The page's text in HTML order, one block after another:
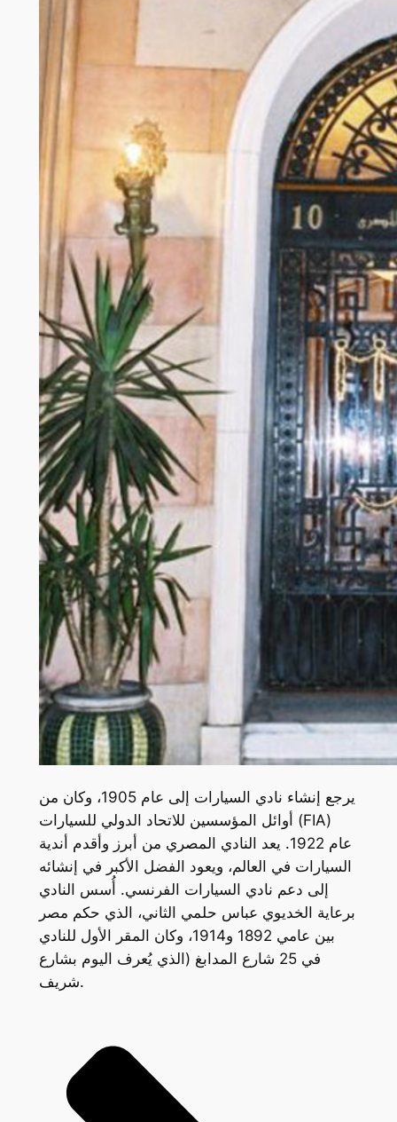
يرجع إنشاء نادي السيارات إلى عام 1905، وكان من
أوائل المؤسسين للاتحاد الدولي للسيارات (FIA)
عام 1922. يعد النادي المصري من أبرز وأقدم أندية
السيارات في العالم، ويعود الفضل الأكبر في إنشائه
إلى دعم نادي السيارات الفرنسي. أُسس النادي
برعاية الخديوي عباس حلمي الثاني، الذي حكم مصر
بين عامي 1892 و1914، وكان المقر الأول للنادي
في 25 شارع المدابغ (الذي يُعرف اليوم بشارع
شريف.